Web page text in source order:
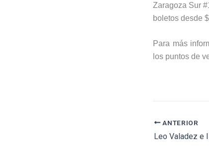
Zaragoza Sur
boletos desde
Para más
los puntos de
ANTERIOR